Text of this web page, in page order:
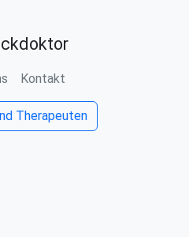
Kontakt
Therapeuten